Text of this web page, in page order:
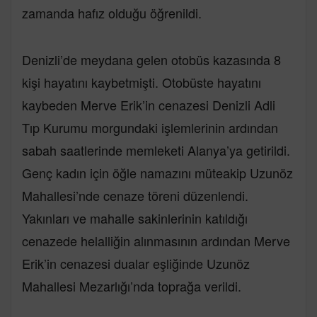
zamanda hafız olduğu öğrenildi.
Denizli’de meydana gelen otobüs kazasında 8
kişi hayatını kaybetmişti. Otobüste hayatını
kaybeden Merve Erik’in cenazesi Denizli Adli
Tıp Kurumu morgundaki işlemlerinin ardından
sabah saatlerinde memleketi Alanya’ya getirildi.
Genç kadın için öğle namazını müteakip Uzunöz
Mahallesi’nde cenaze töreni düzenlendi.
Yakınları ve mahalle sakinlerinin katıldığı
cenazede helalliğin alınmasının ardından Merve
Erik’in cenazesi dualar eşliğinde Uzunöz
Mahallesi Mezarlığı’nda toprağa verildi.